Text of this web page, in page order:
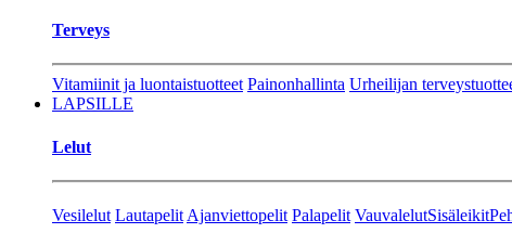
Terveys
Vitamiinit ja luontaistuotteet Painonhallinta Urheilijan
LAPSILLE
Lelut
Vesilelut Lautapelit Ajanviettopelit Palapelit VauvalelutSisäleikit